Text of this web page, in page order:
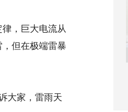
，巨大电流从
但在极端雷暴
大家，雷雨天